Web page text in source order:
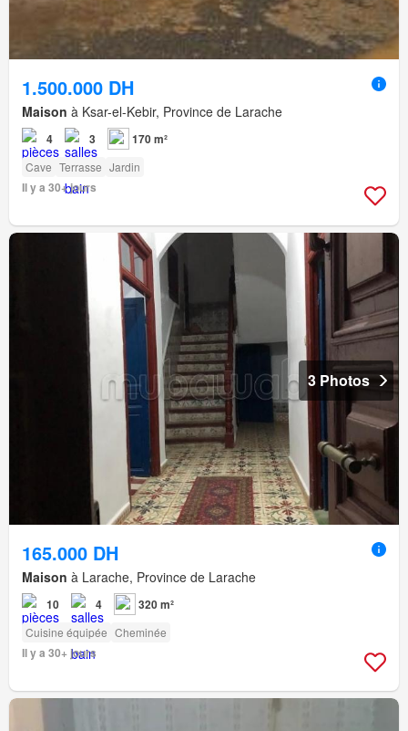
1.500.000 DH
Maison à Ksar-el-Kebir, Province de Larache
4 3 170 m²
Cave Terrasse Jardin
Il y a 30+ jours
3 Photos
165.000 DH
Maison à Larache, Province de Larache
10 4 320 m²
Cuisine équipée Cheminée
Il y a 30+ jours